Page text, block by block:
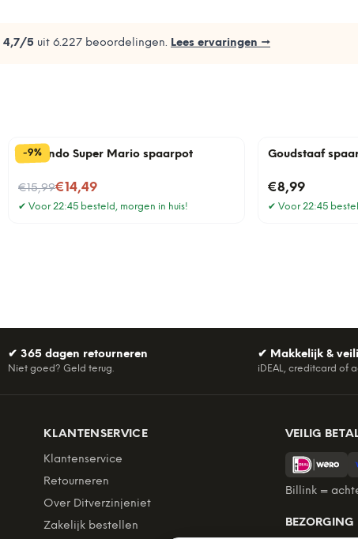
4,7/5 uit 6.227 beoordelingen. Lees ervaringen →
-9%
Nintendo Super Mario spaarpot
€15,99
Nu voor€14,49
✔ Voor 22:45 besteld, morgen in huis!
Goudstaaf
€8,99
✔ Voor 22:45
✔ 365 dagen retourneren
Niet goed? Geld terug.
✔ Makkelijk &
iDEAL, creditcard of
KLANTENSERVICE
Klantenservice
Retourneren
Over Ditverzinjeniet
Zakelijk bestellen
VEILIG
Billink =
BEZORGING